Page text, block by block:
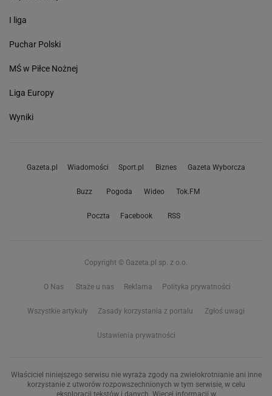
I liga
Puchar Polski
MŚ w Piłce Nożnej
Liga Europy
Wyniki
Gazeta.pl Wiadomości Sport.pl Biznes Gazeta Wyborcza
Buzz Pogoda Wideo Tok.FM
Poczta Facebook RSS
Copyright © Gazeta.pl sp. z o.o.
O Nas Staże u nas Reklama Polityka prywatności
Wszystkie artykuły Zasady korzystania z portalu Zgłoś uwagi
Ustawienia prywatności
Właściciel niniejszego serwisu nie wyraża zgody na zwielokrotnianie ani inne
korzystanie z utworów rozpowszechnionych w tym serwisie, w celu